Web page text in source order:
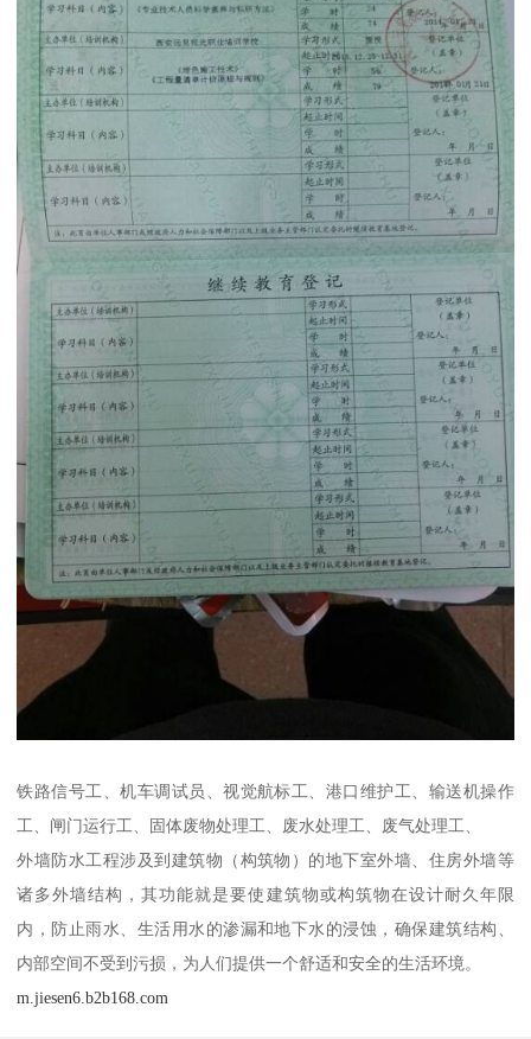
铁路信号工、机车调试员、视觉航标工、港口维护工、输送机操作
工、闸门运行工、固体废物处理工、废水处理工、废气处理工、
外墙防水工程涉及到建筑物（构筑物）的地下室外墙、住房外墙等
诸多外墙结构，其功能就是要使建筑物或构筑物在设计耐久年限
内，防止雨水、生活用水的渗漏和地下水的浸蚀，确保建筑结构、
内部空间不受到污损，为人们提供一个舒适和安全的生活环境。
m.jiesen6.b2b168.com